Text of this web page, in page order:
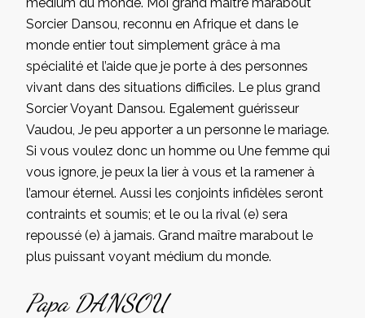
Sorcier Dansou, reconnu en Afrique et dans le
monde entier tout simplement grâce à ma
spécialité et l’aide que je porte à des personnes
vivant dans des situations difficiles. Le plus grand
Sorcier Voyant Dansou. Egalement guérisseur
Vaudou, Je peu apporter a un personne le mariage.
Si vous voulez donc un homme ou Une femme qui
vous ignore, je peux la lier à vous et la ramener à
l’amour éternel. Aussi les conjoints infidèles seront
contraints et soumis; et le ou la rival (e) sera
repoussé (e) à jamais. Grand maître marabout le
plus puissant voyant médium du monde.
Papa DANSOU